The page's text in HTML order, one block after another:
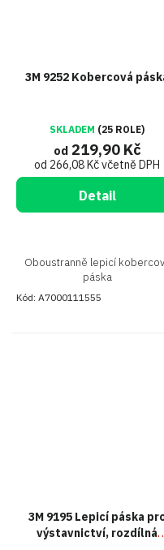
3M 9252 Kobercová
SKLADEM (25 ROLE)
od 266,08 Kč včetně DPH
od219,90 Kč
Detail
Oboustranně lepicí
páska
Kód: A7000111555
3M 9195 Lepicí páska
výstavnictví, rozdílná